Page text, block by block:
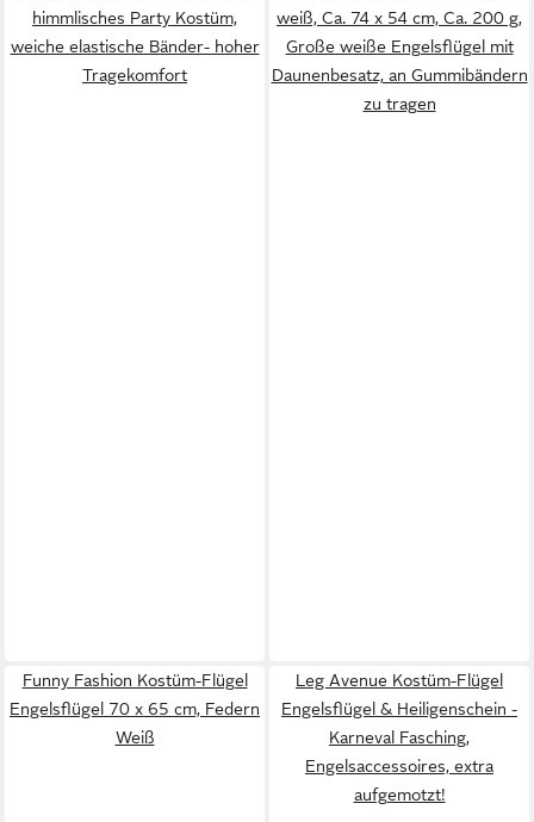
himmlisches Party Kostüm,
weiche elastische Bänder- hoher
Tragekomfort
weiß, Ca. 74 x 54 cm, Ca. 200 g,
Große weiße Engelsflügel mit
Daunenbesatz, an Gummibändern
zu tragen
Funny Fashion Kostüm-Flügel
Engelsflügel 70 x 65 cm, Federn
Weiß
Leg Avenue Kostüm-Flügel
Engelsflügel & Heiligenschein -
Karneval Fasching,
Engelsaccessoires, extra
aufgemotzt!